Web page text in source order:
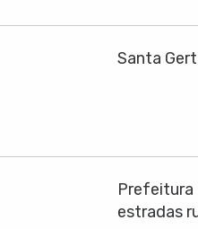
Santa
Prefeitura
estradas